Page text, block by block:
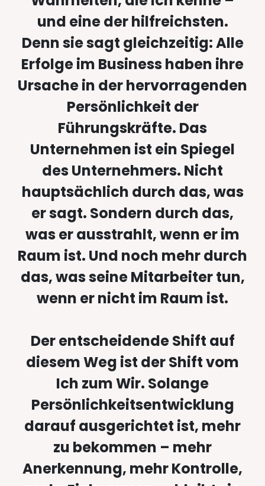
und eine der hilfreichsten.
Denn sie sagt gleichzeitig: Alle
Erfolge im Business haben ihre
Ursache in der hervorragenden
Persönlichkeit der
Führungskräfte. Das
Unternehmen ist ein Spiegel
des Unternehmers. Nicht
hauptsächlich durch das, was
er sagt. Sondern durch das,
was er ausstrahlt, wenn er im
Raum ist. Und noch mehr durch
das, was seine Mitarbeiter tun,
wenn er nicht im Raum ist.
Der entscheidende Shift auf
diesem Weg ist der Shift vom
Ich zum Wir. Solange
Persönlichkeitsentwicklung
darauf ausgerichtet ist, mehr
zu bekommen – mehr
Anerkennung, mehr Kontrolle,